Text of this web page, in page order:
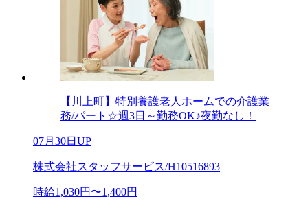
【川上町】特別養護老人ホームでの介護業
務/パート☆週3日～勤務OK♪夜勤なし！
07月30日UP
株式会社スタッフサービス/H10516893
時給1,030円〜1,400円